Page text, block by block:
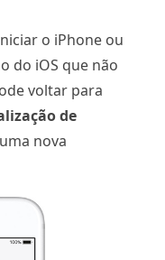
o iPhone ou
do iOS que não
voltar para
de
nova